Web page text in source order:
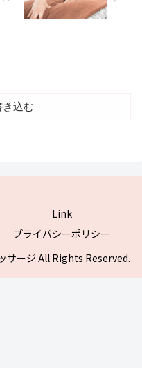
き込む
Link
プライバシーポリシー
サージ All Rights Reserved.